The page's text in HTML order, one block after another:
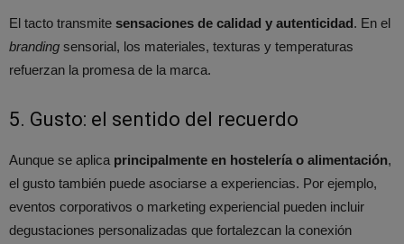
El tacto transmite sensaciones de calidad y autenticidad. En el
branding sensorial, los materiales, texturas y temperaturas
refuerzan la promesa de la marca.
5. Gusto: el sentido del recuerdo
Aunque se aplica principalmente en hostelería o alimentación,
el gusto también puede asociarse a experiencias. Por ejemplo,
eventos corporativos o marketing experiencial pueden incluir
degustaciones personalizadas que fortalezcan la conexión